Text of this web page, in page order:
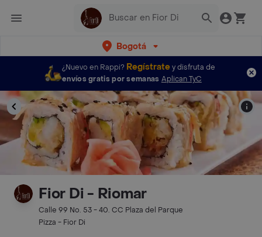
Bogotá
¿Nuevo en Rappi? Regístratey disfruta de
envíos gratis por semanas Aplican TyC
Fior Di - Riomar
Calle 99 No. 53 - 40. CC Plaza del Parque
Pizza - Fior Di